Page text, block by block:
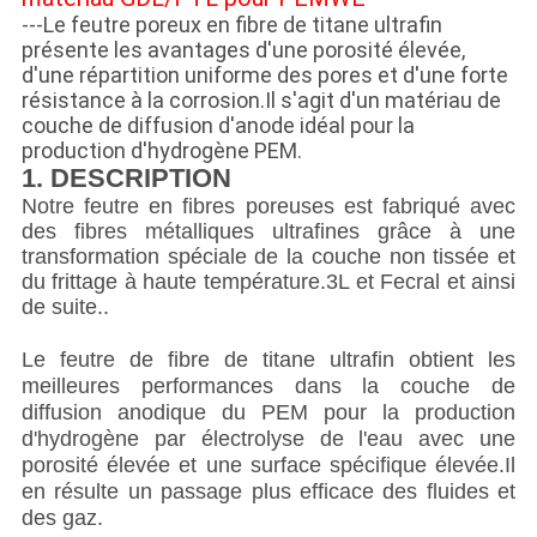
DE
LA
VIE
PRIVÉE
---Le feutre poreux en fibre de titane ultrafin
présente les avantages d'une porosité élevée,
d'une répartition uniforme des pores et d'une forte
résistance à la corrosion.Il s'agit d'un matériau de
couche de diffusion d'anode idéal pour la
production d'hydrogène PEM.
1. DESCRIPTION
Notre feutre en fibres poreuses est fabriqué avec
des fibres métalliques ultrafines grâce à une
transformation spéciale de la couche non tissée et
du frittage à haute température.3L et Fecral et ainsi
de suite..
Le feutre de fibre de titane ultrafin obtient les
meilleures performances dans la couche de
diffusion anodique du PEM pour la production
d'hydrogène par électrolyse de l'eau avec une
porosité élevée et une surface spécifique élevée.Il
en résulte un passage plus efficace des fluides et
des gaz.